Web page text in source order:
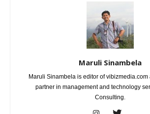
Maruli Sinambela
Maruli Sinambela is editor of
partner in management and technology
Consulting.